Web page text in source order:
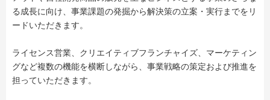
る成長に向け、事業課題の発掘から解決策の立案・実行までをリ
ードいただきます。
ライセンス営業、クリエイティブフランチャイズ、マーケティン
グなど複数の機能を横断しながら、事業戦略の策定および推進を
担っていただきます。